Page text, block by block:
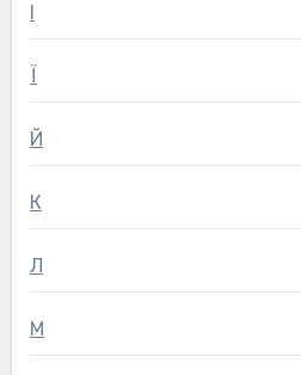
І
Ї
Й
К
Л
М